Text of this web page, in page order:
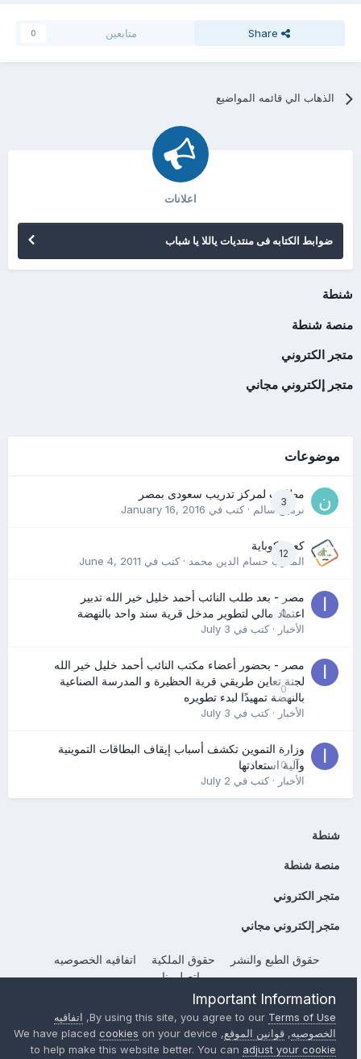
Share متابعين 0
الذهاب الي قائمه المواضيع
اعلانات
ضوابط الكتابه فى منتديات ياللا يا شباب
شنطة
منصة شنطة
متجر الكتروني
متجر إلكتروني مجاني
موضوعات
3
مطلوب لمركز تدريب سعودى بمصر
نرمين سالم· كتب في January 16, 2016
12
كعب كوباية
المدرب حسام الدين محمد· كتب في June 4, 2011
0
مصر - بعد طلب النائب أحمد خليل خير الله تدبير
اعتماد مالي لتطوير مدخل قرية سند واحد بالنهضة
الأخبار· كتب في July 3
0
مصر - بحضور أعضاء مكتب النائب أحمد خليل خير الله
لجنة تعاين طريقي قرية الحظيرة و المدرسة الصناعية
بالنهضة تمهيدًا لبدء تطويره
الأخبار· كتب في July 3
0
وزارة التموين تكشف أسباب إيقاف البطاقات التموينية
وآلية استعادتها
الأخبار· كتب في July 2
شنطة
منصة شنطة
متجر الكتروني
متجر إلكتروني مجاني
حقوق الطبع والنشر حقوق الملكية
اتفاقيه الخصوصيه
إتصل بنا
Powered by Invision CommunityImportant Information
By using this site, you agree to ourTerms of Use
, اتفاقيه
الخصوصيه, قوانين الموقع, We have placed
cookies on your device
to help make this website better. You canadjust your cookie